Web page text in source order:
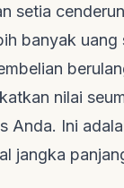
setia
banyak uang
nilai
Anda. Ini
jangka